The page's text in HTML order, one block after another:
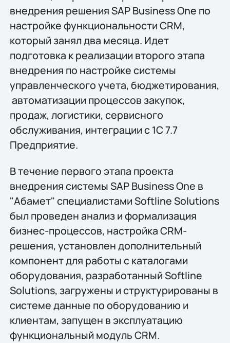
внедрения решения SAP Business One по
настройке функциональности CRM,
который занял два месяца. Идет
подготовка к реализации второго этапа
внедрения по настройке системы
управленческого учета, бюджетирования,
автоматизации процессов закупок,
продаж, логистики, сервисного
обслуживания, интеграции с 1С 7.7
Предприятие.
В течение первого этапа проекта
внедрения системы SAP Business One в
"Абамет" специалистами Softline Solutions
был проведен анализ и формализация
бизнес-процессов, настройка CRM-
решения, установлен дополнительный
компонент для работы с каталогами
оборудования, разработанный Softline
Solutions, загружены и структурированы в
системе данные по оборудованию и
клиентам, запущен в эксплуатацию
функциональный модуль CRM.